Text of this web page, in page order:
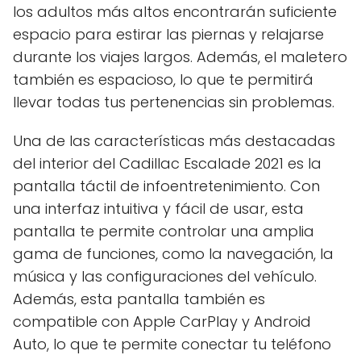
los adultos más altos encontrarán suficiente
espacio para estirar las piernas y relajarse
durante los viajes largos. Además, el maletero
también es espacioso, lo que te permitirá
llevar todas tus pertenencias sin problemas.
Una de las características más destacadas
del interior del Cadillac Escalade 2021 es la
pantalla táctil de infoentretenimiento. Con
una interfaz intuitiva y fácil de usar, esta
pantalla te permite controlar una amplia
gama de funciones, como la navegación, la
música y las configuraciones del vehículo.
Además, esta pantalla también es
compatible con Apple CarPlay y Android
Auto, lo que te permite conectar tu teléfono